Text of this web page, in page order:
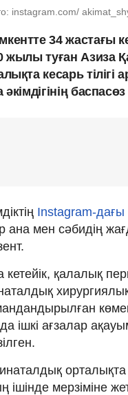
instagram.com/
34 жастағы
жылы туған Азиза
кесарь
әкімдігінің
Instagram-дағы
ана мен сәбидің
кетейік, қалалық
ішкі ағзалар
ішінде мерзіміне